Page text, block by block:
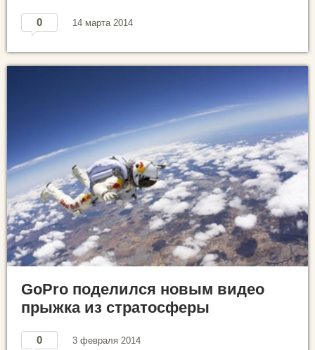
0 14 марта 2014
GoPro поделился новым видео
прыжка из стратосферы
0 3 февраля 2014